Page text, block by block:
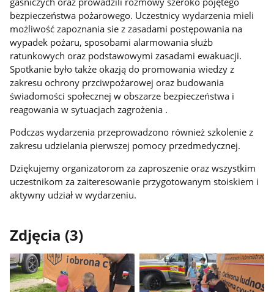
bezpieczeństwa pożarowego. Uczestnicy wydarzenia mieli
możliwość zapoznania sie z zasadami postępowania na
wypadek pożaru, sposobami alarmowania służb
ratunkowych oraz podstawowymi zasadami ewakuacji.
Spotkanie było także okazją do promowania wiedzy z
zakresu ochrony przciwpożarowej oraz budowania
świadomości społecznej w obszarze bezpieczeństwa i
reagowania w sytuacjach zagrożenia .
Podczas wydarzenia przeprowadzono również szkolenie z
zakresu udzielania pierwszej pomocy przedmedycznej.
Dziękujemy organizatorom za zaproszenie oraz wszystkim
uczestnikom za zaiteresowanie przygotowanym stoiskiem i
aktywny udział w wydarzeniu.
Zdjęcia (3)